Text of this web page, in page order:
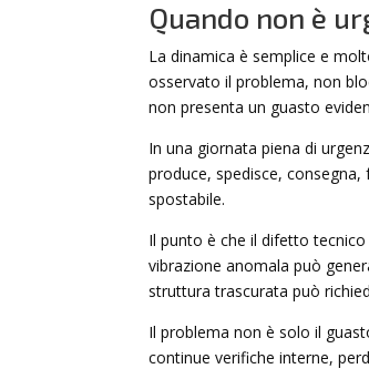
Quando non è
La dinamica è semplice e
osservato il problema, non
non presenta un guasto
In una giornata piena di
produce, spedisce,
spostabile.
Il punto è che il difetto
vibrazione anomala può
struttura trascurata può
Il problema non è solo il
continue verifiche interne,